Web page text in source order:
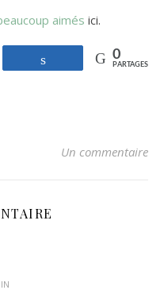
aimés ici.
Partagez 0
PARTAGES
Un commentaire